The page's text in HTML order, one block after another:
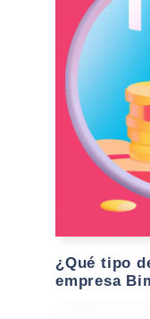
¿Qué tipo
empresa